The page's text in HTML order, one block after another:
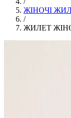
ЖІНОЧІ
/
ЖИЛЕТ